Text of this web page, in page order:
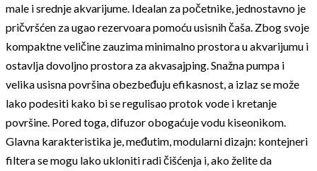
male i srednje akvarijume. Idealan za početnike, jednostavno je
pričvršćen za ugao rezervoara pomoću usisnih čaša. Zbog svoje
kompaktne veličine zauzima minimalno prostora u akvarijumu i
ostavlja dovoljno prostora za akvasajping. Snažna pumpa i
velika usisna površina obezbeđuju efikasnost, a izlaz se može
lako podesiti kako bi se regulisao protok vode i kretanje
površine. Pored toga, difuzor obogaćuje vodu kiseonikom.
Glavna karakteristika je, međutim, modularni dizajn: kontejneri
filtera se mogu lako ukloniti radi čišćenja i, ako želite da